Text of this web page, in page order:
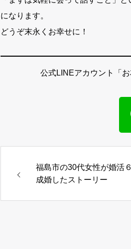
になります。
どうぞ末永くお幸せに！
公式LINEアカウント「
福島市の30代女性が婚活
成婚したストーリー